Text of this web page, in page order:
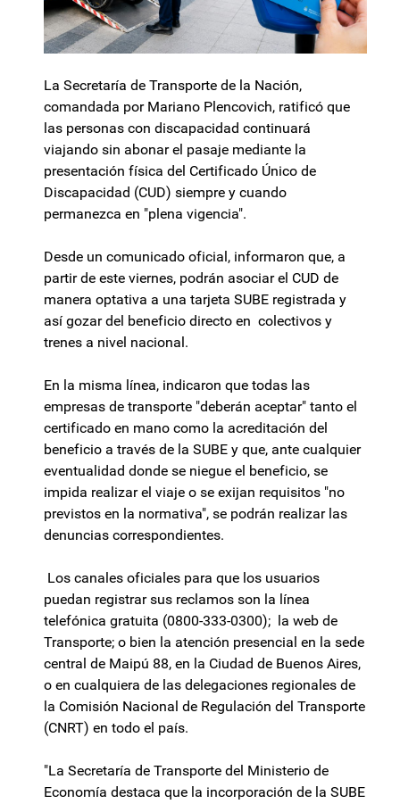
La Secretaría de Transporte de la Nación,
comandada por Mariano Plencovich, ratificó que
las personas con discapacidad continuará
viajando sin abonar el pasaje mediante la
presentación física del Certificado Único de
Discapacidad (CUD) siempre y cuando
permanezca en "plena vigencia".
Desde un comunicado oficial, informaron que, a
partir de este viernes, podrán asociar el CUD de
manera optativa a una tarjeta SUBE registrada y
así gozar del beneficio directo en colectivos y
trenes a nivel nacional.
En la misma línea, indicaron que todas las
empresas de transporte "deberán aceptar" tanto el
certificado en mano como la acreditación del
beneficio a través de la SUBE y que, ante cualquier
eventualidad donde se niegue el beneficio, se
impida realizar el viaje o se exijan requisitos "no
previstos en la normativa", se podrán realizar las
denuncias correspondientes.
Los canales oficiales para que los usuarios
puedan registrar sus reclamos son la línea
telefónica gratuita (0800-333-0300); la web de
Transporte; o bien la atención presencial en la sede
central de Maipú 88, en la Ciudad de Buenos Aires,
o en cualquiera de las delegaciones regionales de
la Comisión Nacional de Regulación del Transporte
(CNRT) en todo el país.
"La Secretaría de Transporte del Ministerio de
Economía destaca que la incorporación de la SUBE